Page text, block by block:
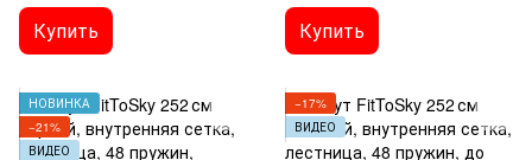
Купить Купить
НОВИНКА
−21%
ВИДЕО
−17%
ВИДЕО